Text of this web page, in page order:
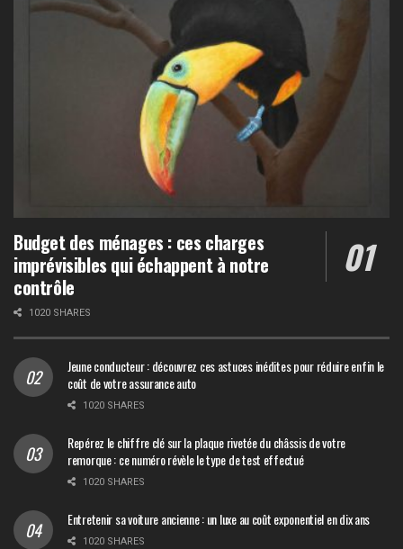
Budget des ménages : ces charges
imprévisibles qui échappent à notre
contrôle
1020 SHARES
Jeune conducteur : découvrez ces astuces inédites pour réduire enfin le
coût de votre assurance auto
1020 SHARES
Repérez le chiffre clé sur la plaque rivetée du châssis de votre
remorque : ce numéro révèle le type de test effectué
1020 SHARES
Entretenir sa voiture ancienne : un luxe au coût exponentiel en dix ans
1020 SHARES